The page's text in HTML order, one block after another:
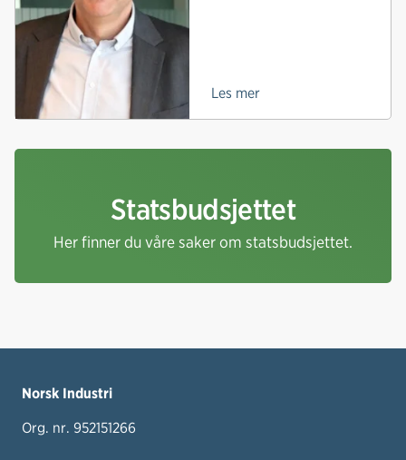
Les mer
Statsbudsjettet
Her finner du våre saker om statsbudsjettet.
Norsk Industri
Org. nr. 952151266